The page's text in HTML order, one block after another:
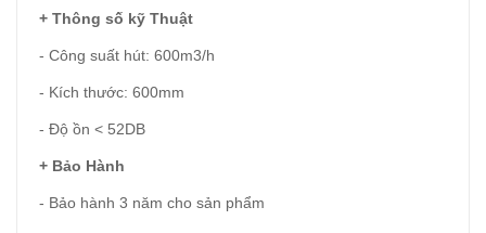
+ Thông số kỹ Thuật
- Công suất hút: 600m3/h
- Kích thước: 600mm
- Độ ồn < 52DB
+ Bảo Hành
- Bảo hành 3 năm cho sản phẩm